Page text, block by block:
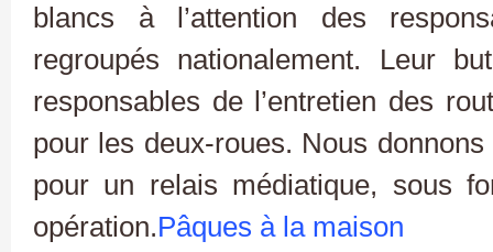
blancs à l’attention des
regroupés nationalement. Leur
responsables de l’entretien des
pour les deux-roues. Nous
pour un relais médiatique, sous
opération.Pâques à la maison